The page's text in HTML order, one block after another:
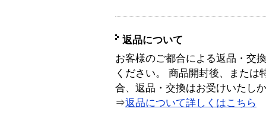
返品について
お客様のご都合による返品・交
ください。 商品開封後、または
合、返品・交換はお受けいたし
⇒返品について詳しくはこちら